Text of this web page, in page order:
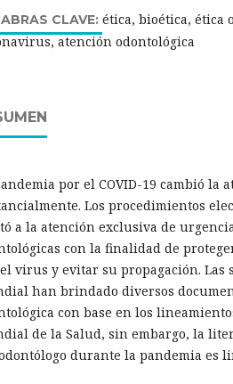
CLAVE: ética, bioética, ética
atención odontológica
por el COVID-19 cambió la
Los procedimientos
a la atención exclusiva de
con la finalidad de
virus y evitar su propagación. Las
han brindado diversos
con base en los
de la Salud, sin embargo, la
durante la pandemia es